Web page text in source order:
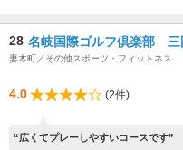
28 名岐国際ゴルフ倶楽部 三
妻木町／その他スポーツ・フィットネス
4.0 (2件)
“広くてプレーしやすいコースです”